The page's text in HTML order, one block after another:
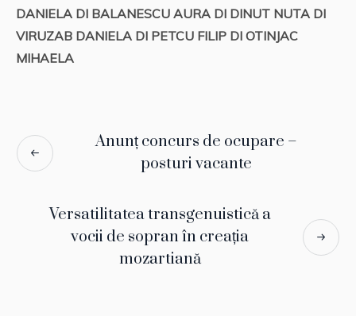
DANIELA DI BALANESCU AURA DI DINUT NUTA DI
VIRUZAB DANIELA DI PETCU FILIP DI OTINJAC
MIHAELA
Anunț concurs de ocupare –
posturi vacante
Versatilitatea transgenuistică a
vocii de sopran în creația
mozartiană